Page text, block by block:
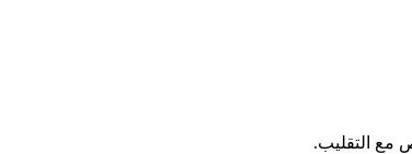
مع التقليب.